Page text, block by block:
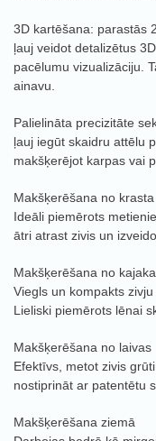
3D kartēšana: parastās
ļauj veidot detalizētus
pacēlumu vizualizāciju.
ainavu.
Palielināta precizitāte
ļauj iegūt skaidru attēlu
makšķerējot karpas vai
Makšķerēšana no krasta
Ideāli piemērots
ātri atrast zivis un
Makšķerēšana no kajaka
Viegls un kompakts
Lieliski piemērots lēnai
Makšķerēšana no laivas
Efektīvs, metot zivis
nostiprināt ar patentētu
Makšķerēšana ziemā